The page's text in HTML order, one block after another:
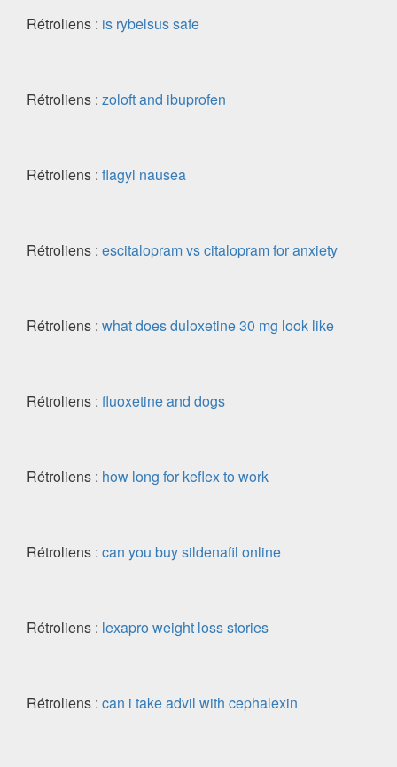
Rétroliens : is rybelsus safe
Rétroliens : zoloft and ibuprofen
Rétroliens : flagyl nausea
Rétroliens : escitalopram vs citalopram for anxiety
Rétroliens : what does duloxetine 30 mg look like
Rétroliens : fluoxetine and dogs
Rétroliens : how long for keflex to work
Rétroliens : can you buy sildenafil online
Rétroliens : lexapro weight loss stories
Rétroliens : can i take advil with cephalexin